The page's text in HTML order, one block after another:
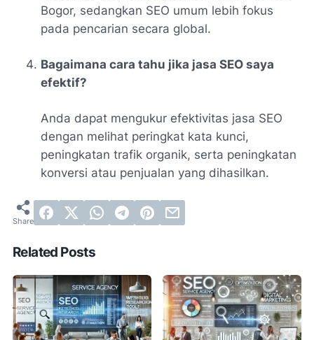
Bogor, sedangkan SEO umum lebih fokus
pada pencarian secara global.
Bagaimana cara tahu jika jasa SEO saya
efektif?
Anda dapat mengukur efektivitas jasa SEO
dengan melihat peringkat kata kunci,
peningkatan trafik organik, serta peningkatan
konversi atau penjualan yang dihasilkan.
Related Posts